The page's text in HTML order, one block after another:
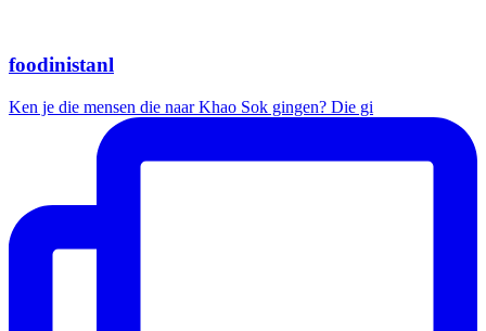
foodinistanl
Ken je die mensen die naar Khao Sok gingen? Die gi